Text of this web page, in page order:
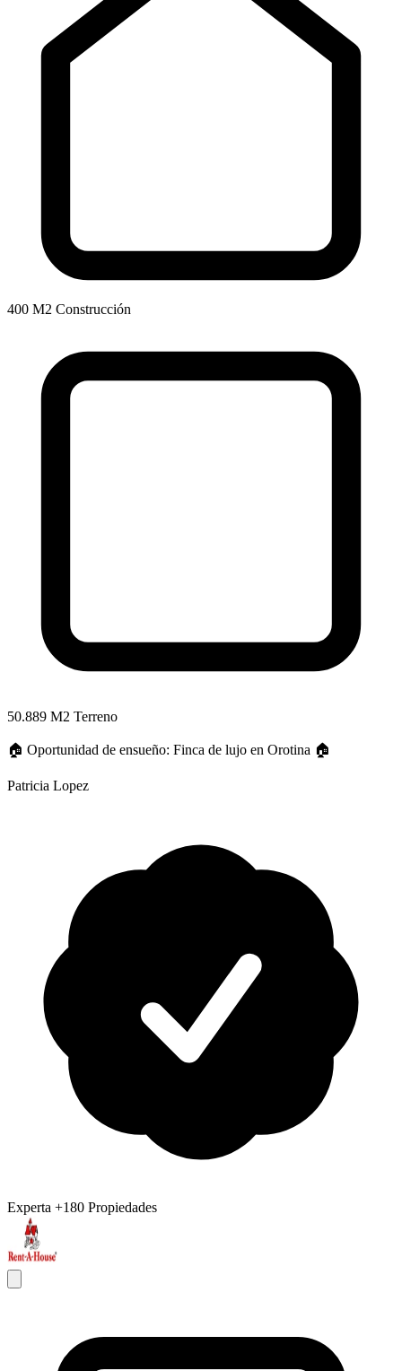
400 M2 Construcción
50.889 M2 Terreno
🏠 Oportunidad de ensueño: Finca de lujo en Orotina 🏠
Patricia Lopez
Experta +180 Propiedades